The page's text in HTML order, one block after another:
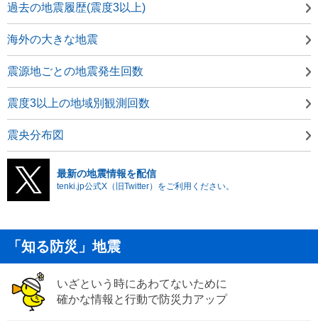
過去の地震履歴(震度3以上)
海外の大きな地震
震源地ごとの地震発生回数
震度3以上の地域別観測回数
震央分布図
最新の地震情報を配信
tenki.jp公式X（旧Twitter）をご利用ください。
「知る防災」地震
いざという時にあわてないために
確かな情報と行動で防災力アップ